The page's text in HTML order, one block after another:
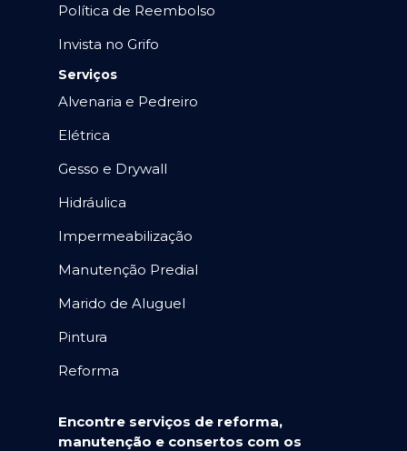
Política de Reembolso
Invista no Grifo
Serviços
Alvenaria e Pedreiro
Elétrica
Gesso e Drywall
Hidráulica
Impermeabilização
Manutenção Predial
Marido de Aluguel
Pintura
Reforma
Encontre serviços de reforma,
manutenção e consertos com os